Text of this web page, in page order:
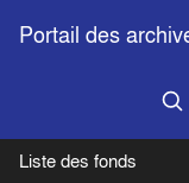
Portail des
Liste des fonds